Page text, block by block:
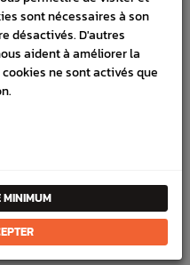
sont nécessaires à son
désactivés. D'autres
aident à améliorer la
ne sont activés que
MINIMUM